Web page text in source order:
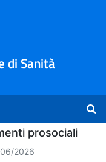
di Sanità
prosociali
2026